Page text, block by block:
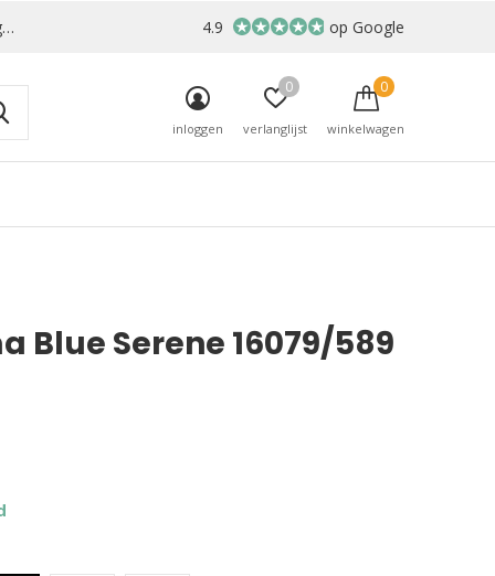
inloggen verlanglijst
0
winkelwagen
0
4.9 op Google
Blue Serene 16079/589